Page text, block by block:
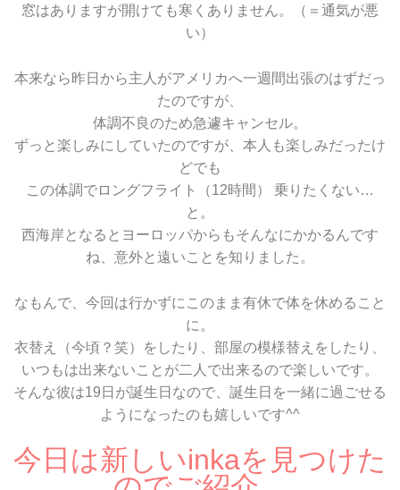
窓はありますが開けても寒くありません。（＝通気が悪
い）
本来なら昨日から主人がアメリカへ一週間出張のはずだっ
たのですが、
体調不良のため急遽キャンセル。
ずっと楽しみにしていたのですが、本人も楽しみだったけ
どでも
この体調でロングフライト（12時間） 乗りたくない…
と。
西海岸となるとヨーロッパからもそんなにかかるんです
ね、意外と遠いことを知りました。
なもんで、今回は行かずにこのまま有休で体を休めること
に。
衣替え（今頃？笑）をしたり、部屋の模様替えをしたり、
いつもは出来ないことが二人で出来るので楽しいです。
そんな彼は19日が誕生日なので、誕生日を一緒に過ごせる
ようになったのも嬉しいです^^
今日は新しいinkaを見つけた